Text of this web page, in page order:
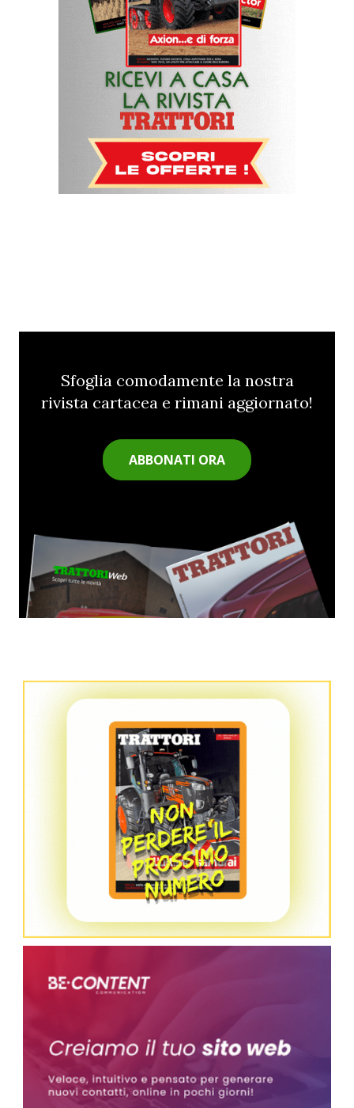
Sfoglia comodamente la nostra
rivista cartacea e rimani aggiornato!
ABBONATI ORA